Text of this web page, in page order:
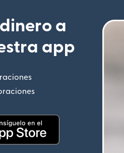
a
app
(se abre en una ventana
(se abre en una ventana